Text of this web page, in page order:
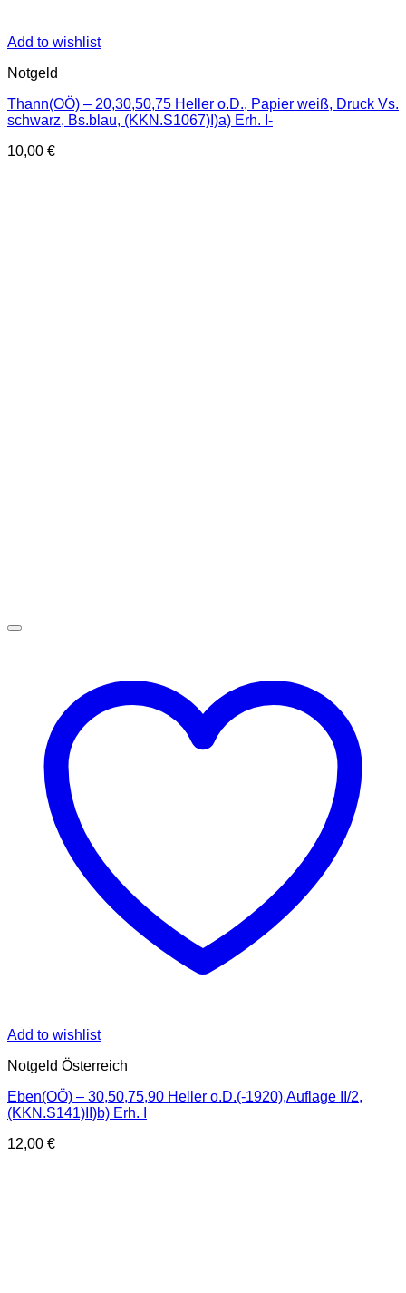
Add to wishlist
Notgeld
Thann(OÖ) – 20,30,50,75 Heller o.D., Papier weiß, Druck Vs.
schwarz, Bs.blau, (KKN.S1067)I)a) Erh. I-
10,00 €
Add to wishlist
Notgeld Österreich
Eben(OÖ) – 30,50,75,90 Heller o.D.(-1920),Auflage II/2,
(KKN.S141)II)b) Erh. I
12,00 €